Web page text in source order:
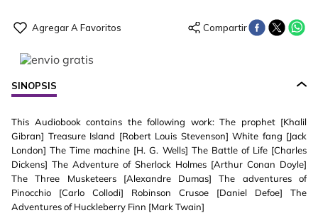
SINOPSIS
This Audiobook contains the following work: The prophet [Khalil
Gibran] Treasure Island [Robert Louis Stevenson] White fang [Jack
London] The Time machine [H. G. Wells] The Battle of Life [Charles
Dickens] The Adventure of Sherlock Holmes [Arthur Conan Doyle]
The Three Musketeers [Alexandre Dumas] The adventures of
Pinocchio [Carlo Collodi] Robinson Crusoe [Daniel Defoe] The
Adventures of Huckleberry Finn [Mark Twain]